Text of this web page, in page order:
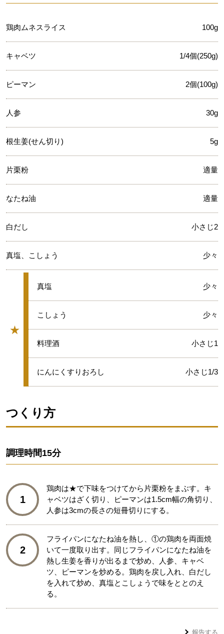
鶏肉ムネスライス 100g
キャベツ 1/4個(250g)
ピーマン 2個(100g)
人参 30g
根生姜(せん切り) 5g
片栗粉 適量
なたね油 適量
白だし 小さじ2
真塩、こしょう 少々
★
グループ
★
真塩 少々
★
こしょう 少々
★
料理酒 小さじ1
★
にんにくすりおろし 小さじ1/3
つくり方
調理時間15分
1
鶏肉は★で下味をつけてから片栗粉をまぶす。キ
ャベツはざく切り、ピーマンは1.5cm幅の角切り、
人参は3cmの長さの短冊切りにする。
2
フライパンになたね油を熱し、①の鶏肉を両面焼
いて一度取り出す。同じフライパンになたね油を
熱し生姜を香りが出るまで炒め、人参、キャベ
ツ、ピーマンを炒める。鶏肉を戻し入れ、白だし
を入れて炒め、真塩とこしょうで味をととのえ
る。
報告する